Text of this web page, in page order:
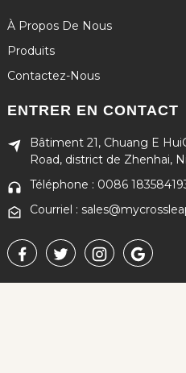
À Propos De Nous
Produits
Contactez-Nous
ENTRER EN CONTACT
Bâtiment 21, Chuang E
Road, district de Zhenhai,
Téléphone : 0086
Courriel :